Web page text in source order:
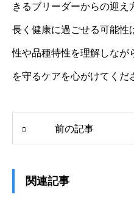
きるブリーダーからの迎え
長く健康に過ごせる可能性
性や品種特性を理解しなが
を守るケアを心がけてくだ
前の記事
関連記事